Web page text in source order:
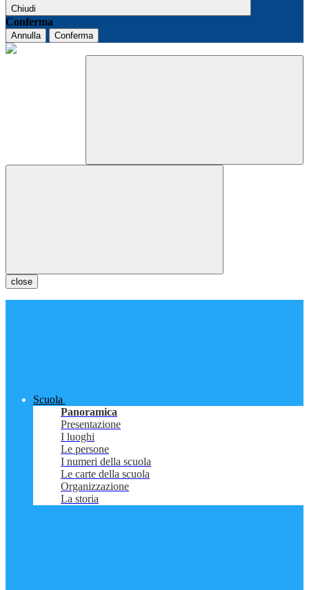
Chiudi
Conferma
Annulla Conferma
close
Scuola
Panoramica
Presentazione
I luoghi
Le persone
I numeri della scuola
Le carte della scuola
Organizzazione
La storia